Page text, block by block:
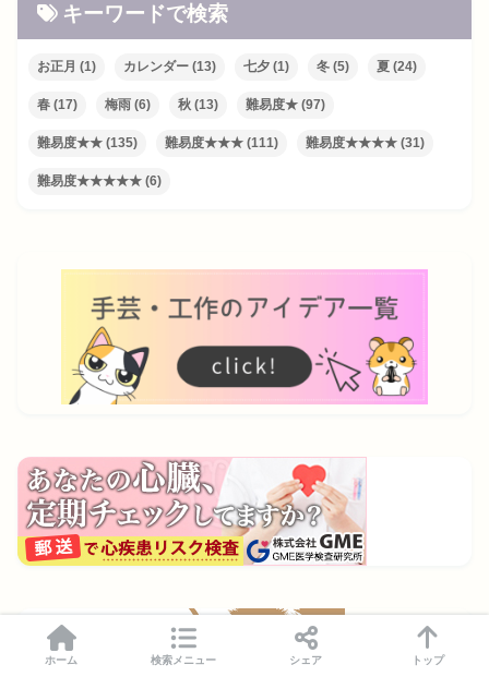
キーワードで検索
お正月 (1) カレンダー (13) 七夕 (1) 冬 (5) 夏 (24)
春 (17) 梅雨 (6) 秋 (13) 難易度★ (97)
難易度★★ (135) 難易度★★★ (111) 難易度★★★★ (31)
難易度★★★★★ (6)
ホーム 検索メニュー シェア トップ